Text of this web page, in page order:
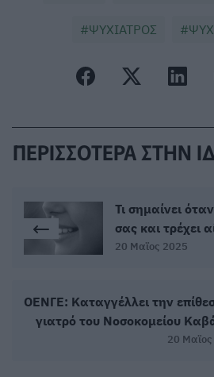
ΨΥΧΙΑΤΡΟΣ
ΠΕΡΙΣΣΟΤΕΡΑ ΣΤΗΝ
Τι σημαίνει
σας και τρέχει
20 Μαϊος 2025
ΟΕΝΓΕ: Καταγγέλλει την
γιατρό του Νοσοκομείου
20